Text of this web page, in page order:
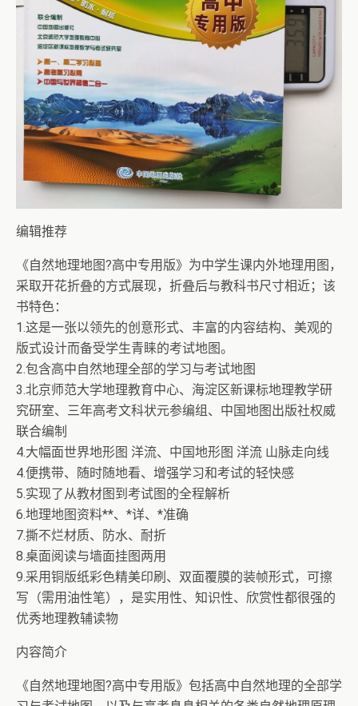
编辑推荐
《自然地理地图?高中专用版》为中学生课内外地理用图，
采取开花折叠的方式展现，折叠后与教科书尺寸相近；该
书特色：
1.这是一张以领先的创意形式、丰富的内容结构、美观的
版式设计而备受学生青睐的考试地图。
2.包含高中自然地理全部的学习与考试地图
3.北京师范大学地理教育中心、海淀区新课标地理教学研
究研室、三年高考文科状元参编组、中国地图出版社权威
联合编制
4.大幅面世界地形图 洋流、中国地形图 洋流 山脉走向线
4.便携带、随时随地看、增强学习和考试的轻快感
5.实现了从教材图到考试图的全程解析
6.地理地图资料**、*详、*准确
7.撕不烂材质、防水、耐折
8.桌面阅读与墙面挂图两用
9.采用铜版纸彩色精美印刷、双面覆膜的装帧形式，可擦
写（需用油性笔），是实用性、知识性、欣赏性都很强的
优秀地理教辅读物
内容简介
《自然地理地图?高中专用版》包括高中自然地理的全部学